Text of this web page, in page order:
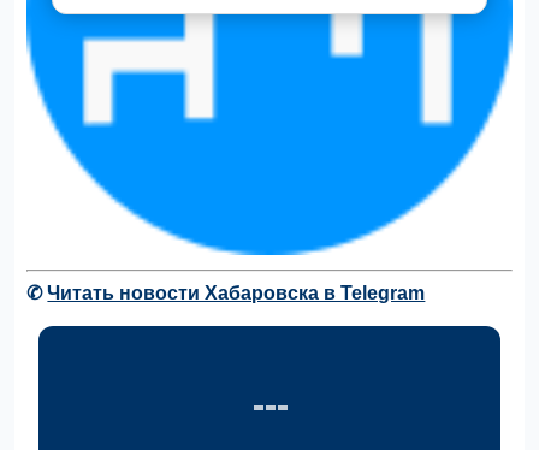
✆Читать новости Хабаровска в Telegram